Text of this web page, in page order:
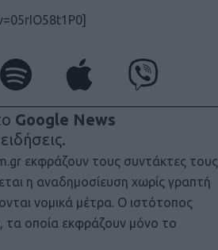
Google News
εκφράζουν τους συντάκτες τους
η αναδημοσίευση χωρίς γραπτή
νομικά μέτρα. Ο ιστότοπος
τα οποία εκφράζουν μόνο το